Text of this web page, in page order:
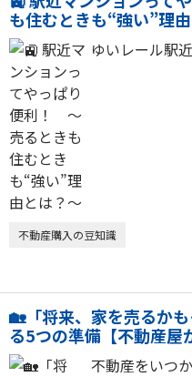
も住むときも“強い”理
ゆいレール駅
不動産購入の豆知識
🏡「将来、家を売るか
る5つの準備【不動産屋
不動産をいつ